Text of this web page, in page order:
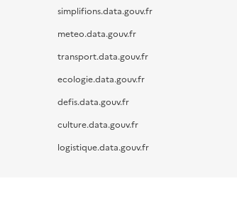
simplifions.data.gouv.fr
meteo.data.gouv.fr
transport.data.gouv.fr
ecologie.data.gouv.fr
defis.data.gouv.fr
culture.data.gouv.fr
logistique.data.gouv.fr